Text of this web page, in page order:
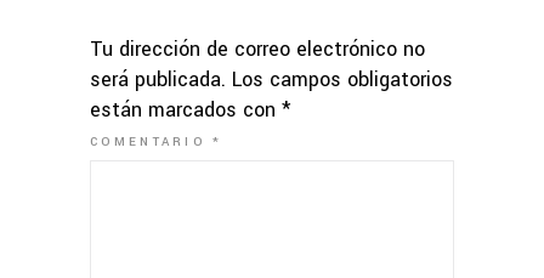
Tu dirección de correo electrónico no
será publicada. Los campos obligatorios
están marcados con *
COMENTARIO*